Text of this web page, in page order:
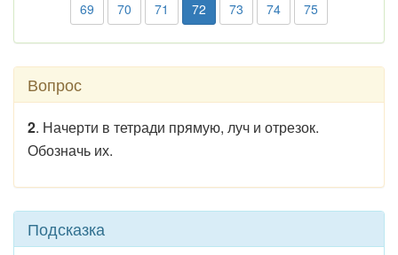
69 70 71 72 73 74 75
Вопрос
2. Начерти в тетради прямую, луч и отрезок.
Обозначь их.
Подсказка